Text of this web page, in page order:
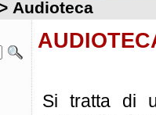
Audioteca
Si tratta di